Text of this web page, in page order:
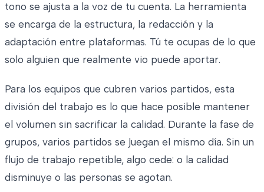
tono se ajusta a la voz de tu cuenta. La herramienta
se encarga de la estructura, la redacción y la
adaptación entre plataformas. Tú te ocupas de lo que
solo alguien que realmente vio puede aportar.
Para los equipos que cubren varios partidos, esta
división del trabajo es lo que hace posible mantener
el volumen sin sacrificar la calidad. Durante la fase de
grupos, varios partidos se juegan el mismo día. Sin un
flujo de trabajo repetible, algo cede: o la calidad
disminuye o las personas se agotan.